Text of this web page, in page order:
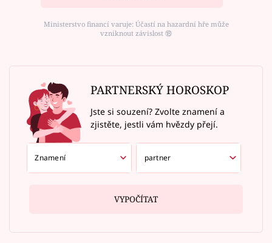
Ministerstvo financí varuje: Účastí na hazardní hře může
vzniknout závislost ⑱
PARTNERSKÝ HOROSKOP
Jste si souzení? Zvolte znamení a
zjistěte, jestli vám hvězdy přejí.
VYPOČÍTAT